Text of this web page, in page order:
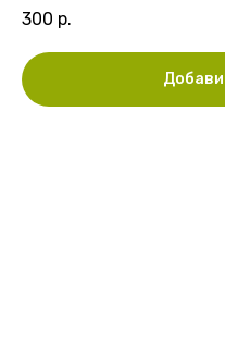
300 р.